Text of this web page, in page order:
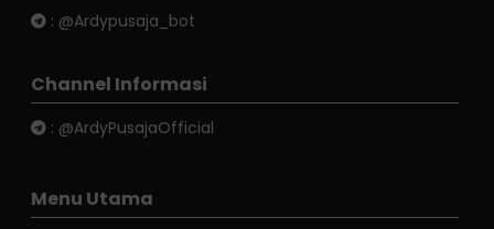
: @Ardypusaja_bot
Channel Informasi
: @ArdyPusajaOfficial
Menu Utama